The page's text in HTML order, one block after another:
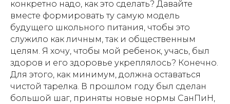
конкретно надо, как это сделать? Давайте
вместе формировать ту самую модель
будущего школьного питания, чтобы это
служило как личным, так и общественным
целям. Я хочу, чтобы мой ребенок, учась, был
здоров и его здоровье укреплялось? Конечно.
Для этого, как минимум, должна оставаться
чистой тарелка. В прошлом году был сделан
большой шаг, приняты новые нормы СанПиН,